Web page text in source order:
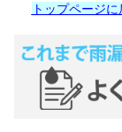
トップページ